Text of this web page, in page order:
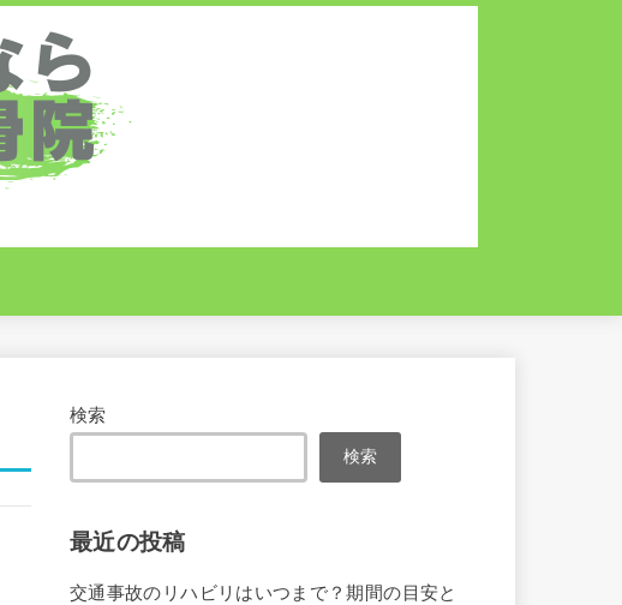
検索
検索
最近の投稿
交通事故のリハビリはいつまで？期間の目安と